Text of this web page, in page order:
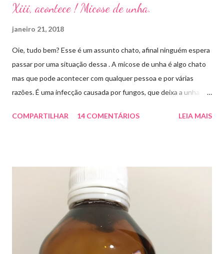
Xiii, acontece ! Micose de unha.
janeiro 21, 2018
Oie, tudo bem? Esse é um assunto chato, afinal ninguém espera
passar por uma situação dessa . A micose de unha é algo chato
mas que pode acontecer com qualquer pessoa e por várias
razões. É uma infecção causada por fungos, que deixa a unha
descolar da pele. As causas mais comuns dessas micoses é por
micose de unha é feito com esmaltes antifúngicos ou remédios
orais ,ou para aplicação local receitados pelo dermatologista. O
tempo para tratamento pode variar de 06 meses a um ano. Para
quem prefere tratamentos caseiros , pode aplicar óleo de cravo
duas vezes ao dia. Eu já passei por isso, pelo uso de muito
sapato fechado e apertado . E utilizei o Ciclopirox olamina que é
COMPARTILHAR 14 COMENTÁRIOS LEIA MAIS